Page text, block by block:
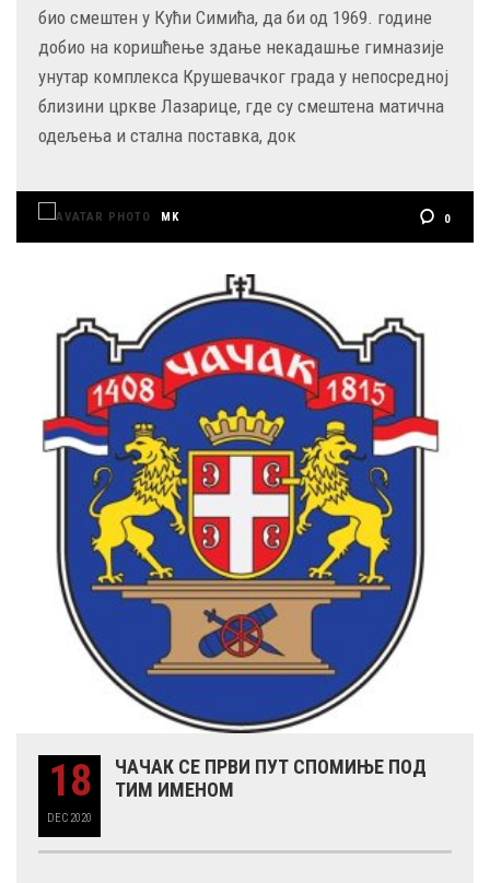
био смештен у Кући Симића, да би од 1969. године
добио на коришћење здање некадашње гимназије
унутар комплекса Крушевачког града у непосредној
близини цркве Лазарице, где су смештена матична
одељења и стална поставка, док
MK 0
18
DEC 2020
ЧАЧАК СЕ ПРВИ ПУТ СПОМИЊЕ ПОД
ТИМ ИМЕНОМ